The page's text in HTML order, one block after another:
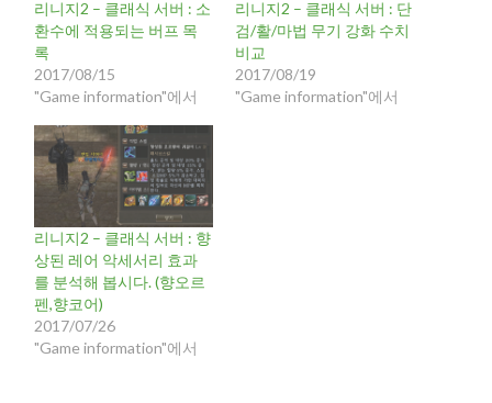
리니지2 – 클래식 서버 : 소
환수에 적용되는 버프 목
록
2017/08/15
"Game information"에서
리니지2 – 클래식 서버 : 단
검/활/마법 무기 강화 수치
비교
2017/08/19
"Game information"에서
리니지2 – 클래식 서버 : 향
상된 레어 악세서리 효과
를 분석해 봅시다. (향오르
펜,향코어)
2017/07/26
"Game information"에서